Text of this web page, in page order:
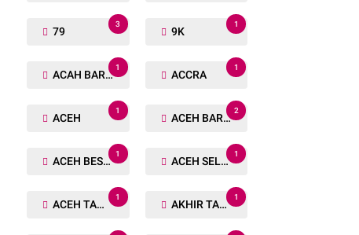
79
3
9K
1
ACAH BARAT
1
ACCRA
1
ACEH
1
ACEH BARAT
2
ACEH BESAR
1
ACEH SELATAN
1
ACEH TAMIANG
1
AKHIR TAHUN
1